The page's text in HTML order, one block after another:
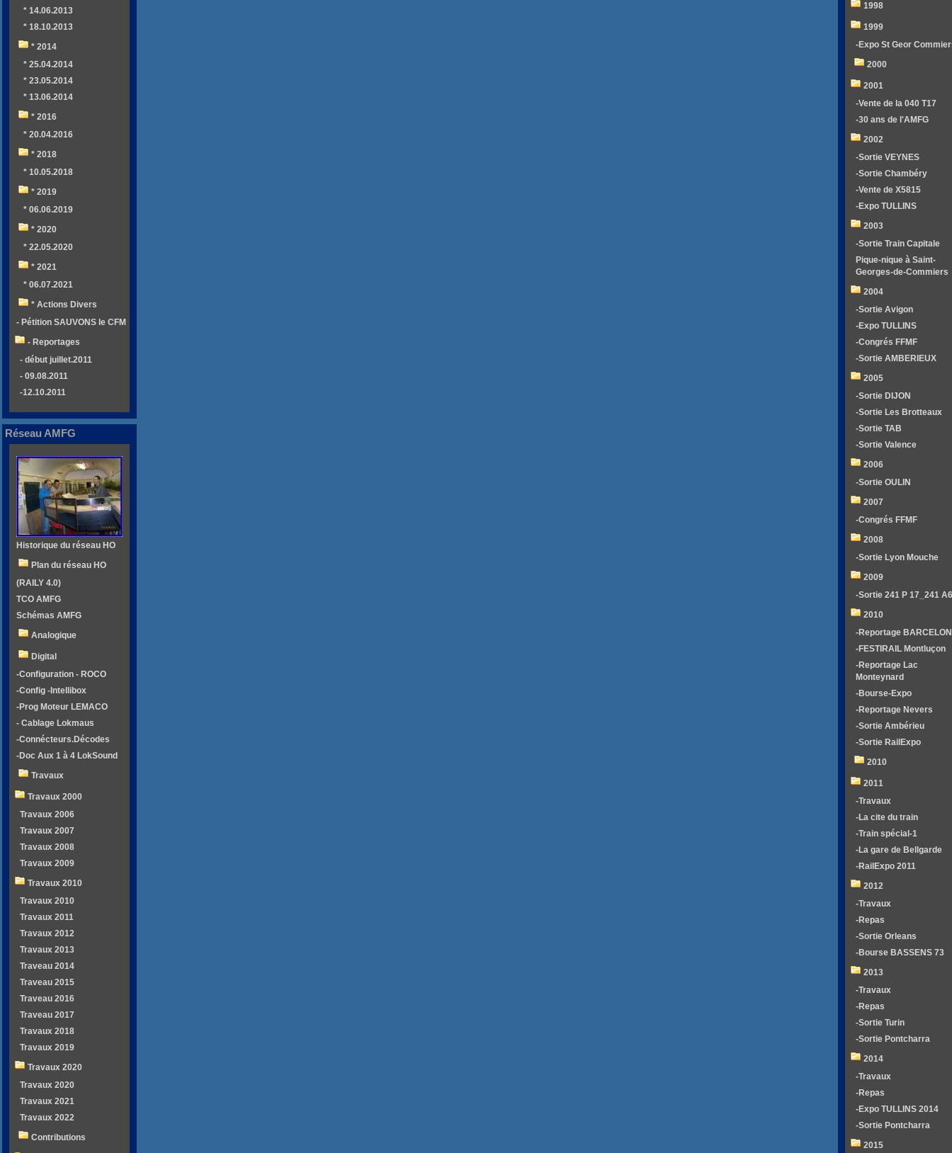
* 14.06.2013
* 18.10.2013
* 2014
* 25.04.2014
* 23.05.2014
* 13.06.2014
* 2016
* 20.04.2016
* 2018
* 10.05.2018
* 2019
* 06.06.2019
* 2020
* 22.05.2020
* 2021
* 06.07.2021
* Actions Divers
- Pétition SAUVONS le CFM
- Reportages
- début juillet.2011
- 09.08.2011
-12.10.2011
Réseau AMFG
Historique du réseau HO
Plan du réseau HO
(RAILY 4.0)
TCO AMFG
Schémas AMFG
Analogique
Digital
-Configuration - ROCO
-Config -Intellibox
-Prog Moteur LEMACO
- Cablage Lokmaus
-Connécteurs.Décodes
-Doc Aux 1 à 4 LokSound
Travaux
Travaux 2000
Travaux 2006
Travaux 2007
Travaux 2008
Travaux 2009
Travaux 2010
Travaux 2010
Travaux 2011
Travaux 2012
Travaux 2013
Traveau 2014
Traveau 2015
Traveau 2016
Traveau 2017
Travaux 2018
Travaux 2019
Travaux 2020
Travaux 2020
Travaux 2021
Travaux 2022
Contributions
1998
1999
-Expo St Geor
2000
2001
-Vente de la 040 T17
-30 ans de l'AMFG
2002
-Sortie VEYNES
-Sortie Chambéry
-Vente de X5815
-Expo TULLINS
2003
-Sortie Train Capitale
Pique-nique à Saint-
Georges-de-Commiers
2004
-Sortie Avigon
-Expo TULLINS
-Congrés FFMF
-Sortie AMBERIEUX
2005
-Sortie DIJON
-Sortie Les Brotteaux
-Sortie TAB
-Sortie Valence
2006
-Sortie OULIN
2007
-Congrés FFMF
2008
-Sortie Lyon Mouche
2009
-Sortie 241 P 17_241
2010
-Reportage
-FESTIRAIL Montluçon
-Reportage Lac
Monteynard
-Bourse-Expo
-Reportage Nevers
-Sortie Ambérieu
-Sortie RailExpo
2010
2011
-Travaux
-La cite du train
-Train spécial-1
-La gare de Bellgarde
-RailExpo 2011
2012
-Travaux
-Repas
-Sortie Orleans
-Bourse BASSENS 73
2013
-Travaux
-Repas
-Sortie Turin
-Sortie Pontcharra
2014
-Travaux
-Repas
-Expo TULLINS 2014
-Sortie Pontcharra
2015